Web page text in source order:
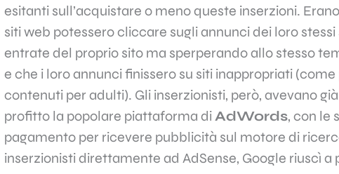
esitanti sull’acquistare o meno queste inserzioni.
siti web potessero cliccare sugli annunci dei loro
entrate del proprio sito ma sperperando allo stesso
e che i loro annunci finissero su siti inappropriati
contenuti per adulti). Gli inserzionisti, però, avevano
profitto la popolare piattaforma di AdWords, con le
pagamento per ricevere pubblicità sul motore di
inserzionisti direttamente ad AdSense, Google riuscì a